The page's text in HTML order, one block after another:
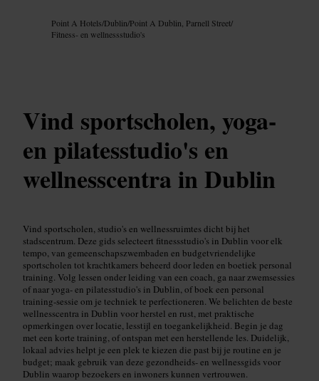
Point A Hotels/Dublin/Point A Dublin, Parnell Street/
Fitness- en wellnessstudio's
Vind sportscholen, yoga-
en pilatesstudio's en
wellnesscentra in Dublin
Vind sportscholen, studio's en wellnessruimtes dicht bij het
stadscentrum. Deze gids selecteert fitnessstudio's in Dublin voor elk
tempo, van gemeenschapszwembaden en budgetvriendelijke
sportscholen tot krachtkamers beheerd door leden en boetiek personal
training. Volg lessen onder leiding van een coach, ga naar zwemsessies
of naar yoga- en pilatesstudio's in Dublin, of boek een personal
training-sessie om je techniek te perfectioneren. We belichten de beste
wellnesscentra in Dublin voor herstel en rust, met praktische
opmerkingen over locatie, lesstijl en toegankelijkheid. Begin je dag
met een korte training, of ontspan met een herstellende les. Duidelijk,
lokaal advies helpt je een plek te kiezen die past bij je routine en je
budget; maak gebruik van deze gezondheids- en wellnessgids voor
Dublin waarop bezoekers en inwoners kunnen vertrouwen.